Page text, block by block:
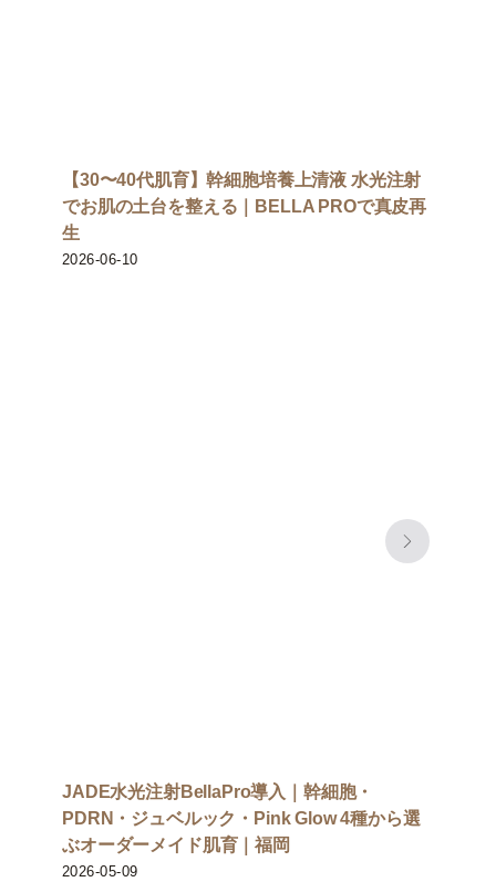
【30〜40代肌育】幹細胞培養上清液 水光注射
でお肌の土台を整える｜BELLA PROで真皮再
生
2026-06-10
JADE水光注射BellaPro導入｜幹細胞・
PDRN・ジュベルック・Pink Glow 4種から選
ぶオーダーメイド肌育｜福岡
2026-05-09